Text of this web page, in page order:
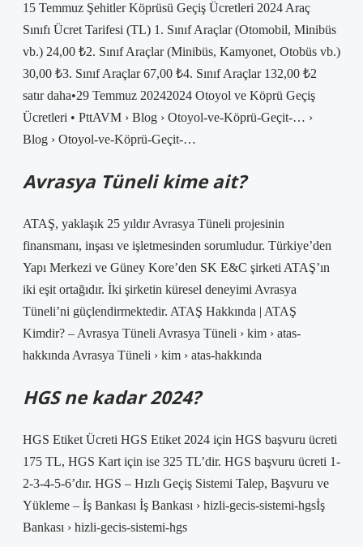
15 Temmuz Şehitler Köprüsü Geçiş Ücretleri 2024 Araç
Sınıfı Ücret Tarifesi (TL) 1. Sınıf Araçlar (Otomobil, Minibüs
vb.) 24,00 ₺2. Sınıf Araçlar (Minibüs, Kamyonet, Otobüs vb.)
30,00 ₺3. Sınıf Araçlar 67,00 ₺4. Sınıf Araçlar 132,00 ₺2
satır daha•29 Temmuz 20242024 Otoyol ve Köprü Geçiş
Ücretleri • PttAVM › Blog › Otoyol-ve-Köprü-Geçit-… ›
Blog › Otoyol-ve-Köprü-Geçit-…
Avrasya Tüneli kime ait?
ATAŞ, yaklaşık 25 yıldır Avrasya Tüneli projesinin
finansmanı, inşası ve işletmesinden sorumludur. Türkiye’den
Yapı Merkezi ve Güney Kore’den SK E&C şirketi ATAŞ’ın
iki eşit ortağıdır. İki şirketin küresel deneyimi Avrasya
Tüneli’ni güçlendirmektedir. ATAŞ Hakkında | ATAŞ
Kimdir? – Avrasya Tüneli Avrasya Tüneli › kim › atas-
hakkında Avrasya Tüneli › kim › atas-hakkında
HGS ne kadar 2024?
HGS Etiket Ücreti HGS Etiket 2024 için HGS başvuru ücreti
175 TL, HGS Kart için ise 325 TL’dir. HGS başvuru ücreti 1-
2-3-4-5-6’dır. HGS – Hızlı Geçiş Sistemi Talep, Başvuru ve
Yükleme – İş Bankası İş Bankası › hizli-gecis-sistemi-hgsİş
Bankası › hizli-gecis-sistemi-hgs